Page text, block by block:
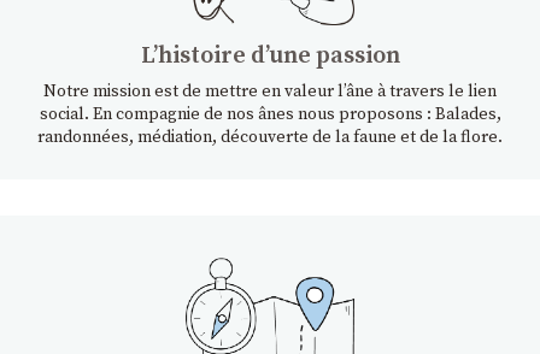
Lʼhistoire dʼune passion
Notre mission est de mettre en valeur l’âne à travers le lien
social. En compagnie de nos ânes nous proposons : Balades,
randonnées, médiation, découverte de la faune et de la flore.